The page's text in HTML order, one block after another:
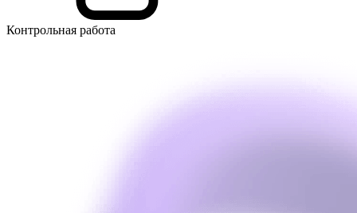
Контрольная работа